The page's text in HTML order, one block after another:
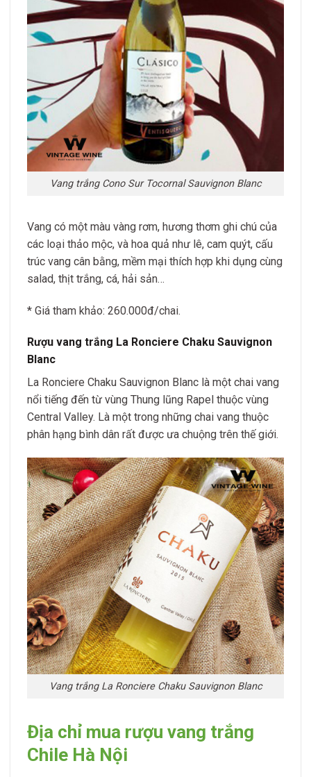
Vang trắng Cono Sur Tocornal Sauvignon Blanc
Vang có một màu vàng rơm, hương thơm ghi chú của
các loại thảo mộc, và hoa quả như lê, cam quýt, cấu
trúc vang cân bằng, mềm mại thích hợp khi dụng cùng
salad, thịt trắng, cá, hải sản…
* Giá tham khảo: 260.000đ/chai.
Rượu vang trắng La Ronciere Chaku Sauvignon
Blanc
La Ronciere Chaku Sauvignon Blanc là một chai vang
nổi tiếng đến từ vùng Thung lũng Rapel thuộc vùng
Central Valley. Là một trong những chai vang thuộc
phân hạng bình dân rất được ưa chuộng trên thế giới.
Vang trắng La Ronciere Chaku Sauvignon Blanc
Địa chỉ mua rượu vang trắng
Chile Hà Nội